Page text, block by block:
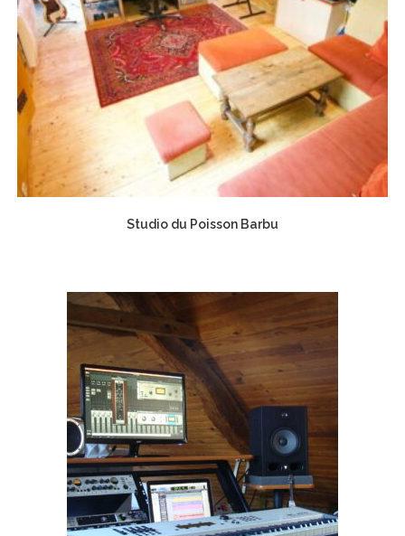
Studio du Poisson Barbu